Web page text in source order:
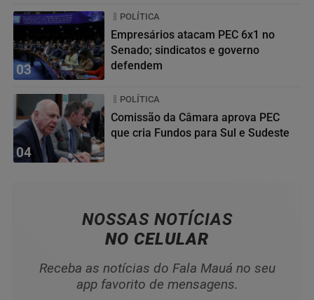
03
POLÍTICA
Empresários atacam PEC 6x1 no
Senado; sindicatos e governo
defendem
04
POLÍTICA
Comissão da Câmara aprova PEC
que cria Fundos para Sul e Sudeste
NOSSAS NOTÍCIAS
NO CELULAR
Receba as notícias do Fala Mauá no seu
app favorito de mensagens.